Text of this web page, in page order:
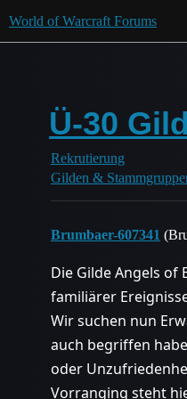
World of Warcraft Forums
Ü-30
Rekrutierung
Gilden &
Brumbaer-607341
Die Gilde Angels of
familiärer
Wir suchen nun
auch begriffen
oder
Vorranging steht